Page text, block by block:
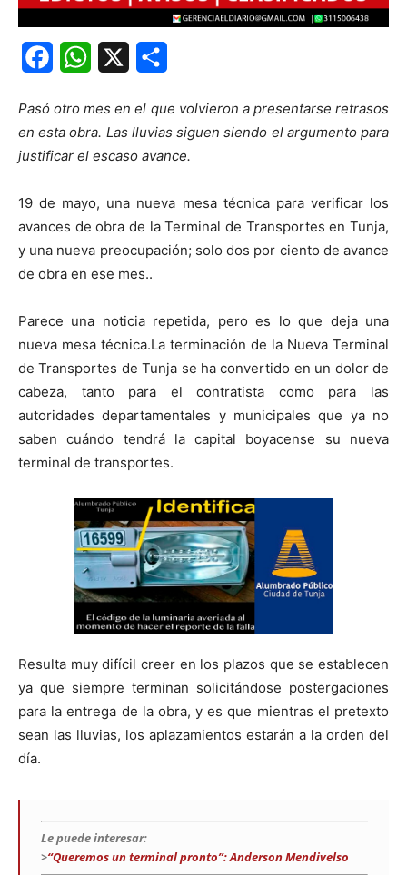
FacebookWhatsApp
Pasó otro mes en el que volvieron a presentarse retrasos
en esta obra. Las lluvias siguen siendo el argumento para
justificar el escaso avance.
19 de mayo, una nueva mesa técnica para verificar los
avances de obra de la Terminal de Transportes en Tunja,
y una nueva preocupación; solo dos por ciento de avance
de obra en ese mes..
Parece una noticia repetida, pero es lo que deja una
nueva mesa técnica.La terminación de la Nueva Terminal
de Transportes de Tunja se ha convertido en un dolor de
cabeza, tanto para el contratista como para las
autoridades departamentales y municipales que ya no
saben cuándo tendrá la capital boyacense su nueva
terminal de transportes.
Resulta muy difícil creer en los plazos que se establecen
ya que siempre terminan solicitándose postergaciones
para la entrega de la obra, y es que mientras el pretexto
sean las lluvias, los aplazamientos estarán a la orden del
día.
Le puede interesar:
>“Queremos un terminal pronto”: Anderson Mendivelso